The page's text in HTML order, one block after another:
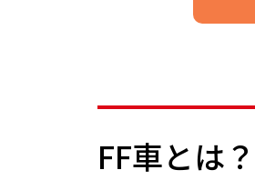
FF車とは？